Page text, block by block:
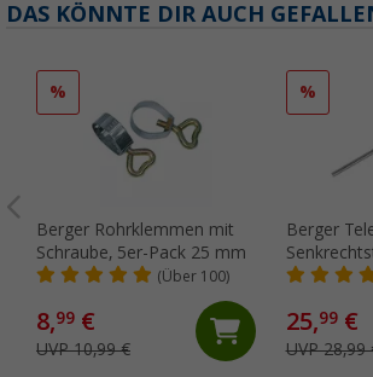
DAS KÖNNTE DIR AUCH
%
Berger Rohrklemmen mit
Schraube, 5er-Pack 25 mm
(Über 100)
8,99 €
UVP 10,99 €
%
Berger
25,99€
UVP 28,99